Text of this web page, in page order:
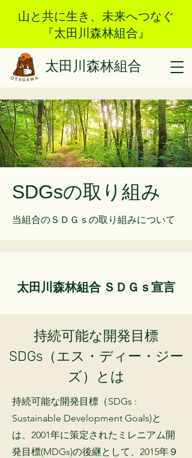
山と共に生き、未来へつなぐ
『太田川森林組合』
太田川森林組合
SDGsの取り組み
当組合のＳＤＧｓの取り組みについて
太田川森林組合 ＳＤＧｓ宣言
持続可能な開発目標
SDGs（エス・ディー・ジー
ズ）とは
持続可能な開発目標（SDGs :
Sustainable Development Goals)と
は、2001年に策定されたミレニアム開
発目標(MDGs)の後継として、2015年９